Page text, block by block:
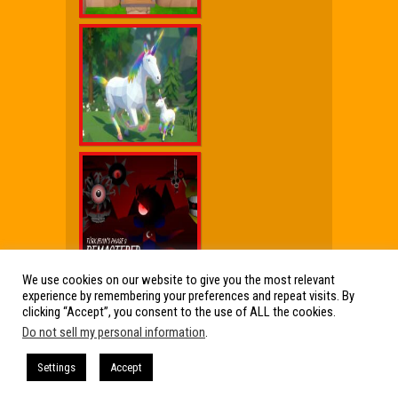
Wx Cheat Games|Click Jogos Pro|Humor wx
Friv Online Jogos Grátis
de Friv reunidos em um só lugar. Jogos Friv
We use cookies on our website to give you the most relevant
experience by remembering your preferences and repeat visits. By
clicking “Accept”, you consent to the use of ALL the cookies.
Do not sell my personal information.
Settings Accept